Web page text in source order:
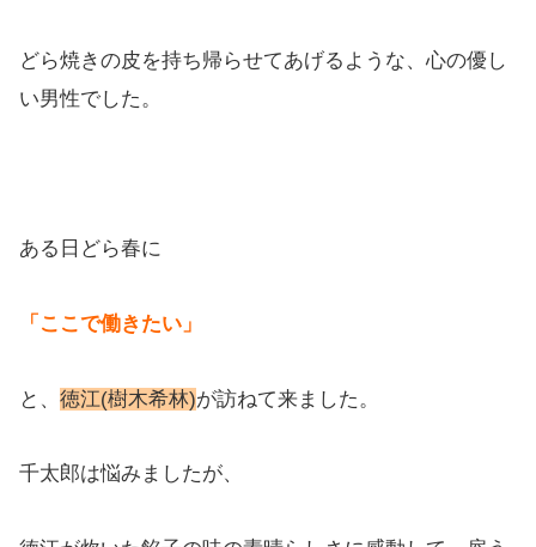
どら焼きの皮を持ち帰らせてあげるような、心の優し
い男性でした。
ある日どら春に
「ここで働きたい」
と、 徳江(樹木希林)が訪ねて来ました。
千太郎は悩みましたが、